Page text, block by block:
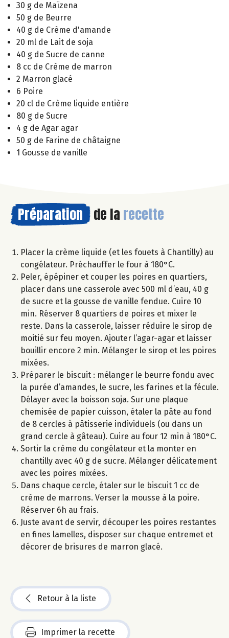
30 g de Maïzena
50 g de Beurre
40 g de Crème d'amande
20 ml de Lait de soja
40 g de Sucre de canne
8 cc de Crème de marron
2 Marron glacé
6 Poire
20 cl de Crème liquide entière
80 g de Sucre
4 g de Agar agar
50 g de Farine de châtaigne
1 Gousse de vanille
Préparation de la recette
Placer la crème liquide (et les fouets à Chantilly) au
congélateur. Préchauffer le four à 180°C.
Peler, épépiner et couper les poires en quartiers,
placer dans une casserole avec 500 ml d’eau, 40 g
de sucre et la gousse de vanille fendue. Cuire 10
min. Réserver 8 quartiers de poires et mixer le
reste. Dans la casserole, laisser réduire le sirop de
moitié sur feu moyen. Ajouter l’agar-agar et laisser
bouillir encore 2 min. Mélanger le sirop et les poires
mixées.
Préparer le biscuit : mélanger le beurre fondu avec
la purée d’amandes, le sucre, les farines et la fécule.
Délayer avec la boisson soja. Sur une plaque
chemisée de papier cuisson, étaler la pâte au fond
de 8 cercles à pâtisserie individuels (ou dans un
grand cercle à gâteau). Cuire au four 12 min à 180°C.
Sortir la crème du congélateur et la monter en
chantilly avec 40 g de sucre. Mélanger délicatement
avec les poires mixées.
Dans chaque cercle, étaler sur le biscuit 1 cc de
crème de marrons. Verser la mousse à la poire.
Réserver 6h au frais.
Juste avant de servir, découper les poires restantes
en fines lamelles, disposer sur chaque entremet et
décorer de brisures de marron glacé.
Retour à la liste
Imprimer la recette